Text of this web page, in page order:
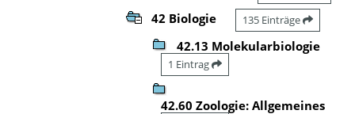
42 Biologie 135 Einträge
42.13 Molekularbiologie
1 Eintrag
42.60 Zoologie: Allgemeines